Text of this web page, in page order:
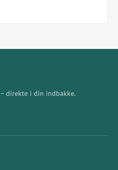
direkte i din indbakke.